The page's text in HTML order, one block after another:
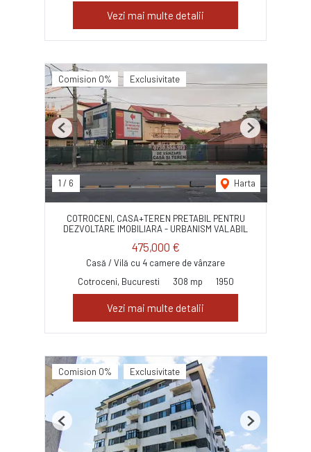
Vezi mai multe detalii
Comision 0% Exclusivitate
1 / 6 Harta
Previous Next
COTROCENI, CASA+TEREN PRETABIL PENTRU
DEZVOLTARE IMOBILIARA - URBANISM VALABIL
475,000 €
Casă / Vilă cu 4 camere de vânzare
Cotroceni, Bucuresti
308 mp 1950
Vezi mai multe detalii
Comision 0% Exclusivitate
Previous Next